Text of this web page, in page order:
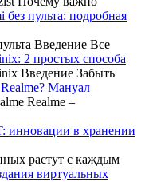
пульта: подробная
Введение Все
2 простых способа
Введение Забыть
Мануал
Realme –
инновации в хранении
растут с каждым
виртуальных